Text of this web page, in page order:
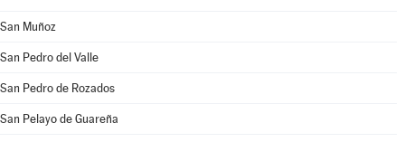
San Muñoz
San Pedro del Valle
San Pedro de Rozados
San Pelayo de Guareña